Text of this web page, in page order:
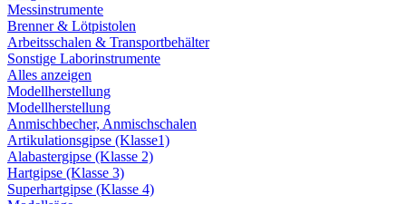
Messinstrumente
Brenner & Lötpistolen
Arbeitsschalen & Transportbehälter
Sonstige Laborinstrumente
Alles anzeigen
Modellherstellung
Modellherstellung
Anmischbecher, Anmischschalen
Artikulationsgipse (Klasse1)
Alabastergipse (Klasse 2)
Hartgipse (Klasse 3)
Superhartgipse (Klasse 4)